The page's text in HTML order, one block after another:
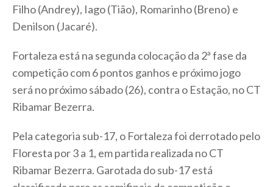
Filho (Andrey), Iago (Tião), Romarinho (Breno) e
Denilson (Jacaré).
Fortaleza está na segunda colocação da 2ª fase da
competição com 6 pontos ganhos e próximo jogo
será no próximo sábado (26), contra o Estação, no CT
Ribamar Bezerra.
Pela categoria sub-17, o Fortaleza foi derrotado pelo
Floresta por 3 a 1, em partida realizada no CT
Ribamar Bezerra. Garotada do sub-17 está